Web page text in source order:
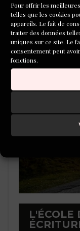
Pour offrir les
telles que les cookies
appareils. Le fait de
traiter des données
uniques sur ce site. Le
consentement peut
fonctions.POÉSIE
L'ÉCOLE